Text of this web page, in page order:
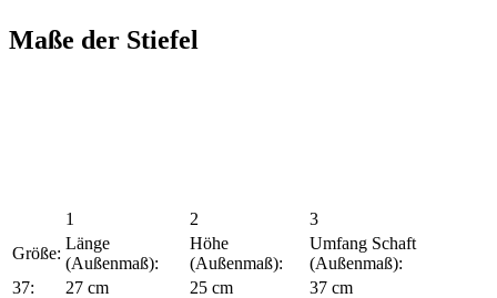
Maße der Stiefel
1 2
3
Größe:
Länge
(Außenmaß):
Höhe
(Außenmaß):
Umfang Schaft
(Außenmaß):
37:
27 cm 25 cm
37 cm